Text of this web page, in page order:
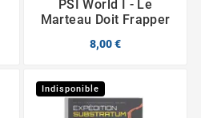
PSI World I - Le
Marteau Doit Frapper
8,00 €
Indisponible